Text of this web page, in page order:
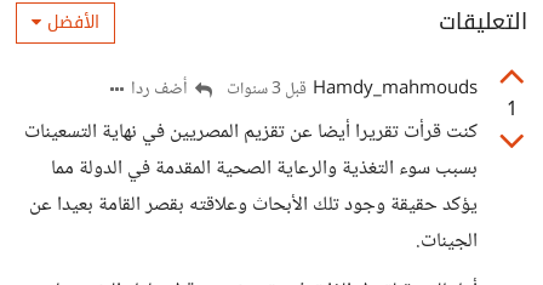
التعليقات الأفضل
1
Hamdy_mahmouds قبل 3 سنوات أضف ردا
كنت قرأت تقريرا أيضا عن تقزيم المصريين في نهاية التسعينات
بسبب سوء التغذية والرعاية الصحية المقدمة في الدولة مما
يؤكد حقيقة وجود تلك الأبحاث وعلاقته بقصر القامة بعيدا عن
الجينات.